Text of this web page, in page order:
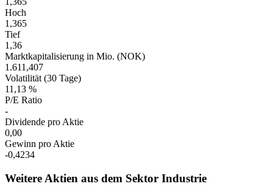
Hoch
1,365
Tief
1,36
Marktkapitalisierung in Mio. (NOK)
1.611,407
Volatilität (30 Tage)
11,13 %
P/E Ratio
-
Dividende pro Aktie
0,00
Gewinn pro Aktie
-0,4234
Weitere Aktien aus dem Sektor Industrie